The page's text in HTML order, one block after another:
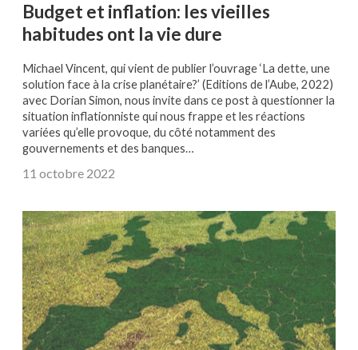
Budget et inflation: les vieilles
habitudes ont la vie dure
Michael Vincent, qui vient de publier l’ouvrage ‘La dette, une
solution face à la crise planétaire?’ (Editions de l’Aube, 2022)
avec Dorian Simon, nous invite dans ce post à questionner la
situation inflationniste qui nous frappe et les réactions
variées qu’elle provoque, du côté notamment des
gouvernements et des banques…
11 octobre 2022